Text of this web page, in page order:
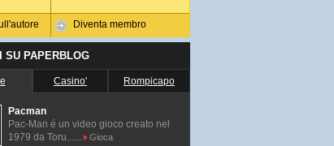
Diventa membro
SU PAPERBLOG
Casino' Rompicapo
Pacman
Pac-Man é un video gioco creato nel
1979 da Toru......
Gioca